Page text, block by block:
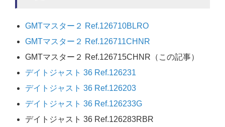
GMTマスター２ Ref.126710BLRO
GMTマスター２ Ref.126711CHNR
GMTマスター２ Ref.126715CHNR（この記事）
デイトジャスト 36 Ref.126231
デイトジャスト 36 Ref.126203
デイトジャスト 36 Ref.126233G
デイトジャスト 36 Ref.126283RBR